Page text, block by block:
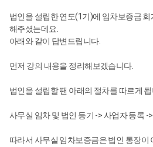
법인을 설립한 연도(1기)에 임차보증금
해주셨는데요.
아래와 같이 답변드립니다.
먼저 강의 내용을 정리해보겠습니다.
법인을 설립할 땐 아래의 절차를 따르게
사무실 임차 및 법인 등기 -> 사업자 등록 -
따라서 사무실 임차보증금은 법인 통장이